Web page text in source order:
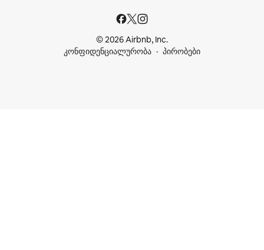
© 2026 Airbnb, Inc.
კონფიდენციალურობა
პირობები